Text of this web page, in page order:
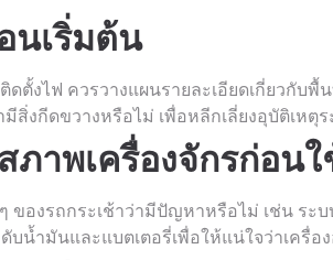
นเริ่มต้น
ดตั้งไฟ ควรวางแผนรายละเอียดเกี่ยวกับ
สิ่งกีดขวางหรือไม่ เพื่อหลีกเลี่ยงอุบัติเหตุ
ภาพเครื่องจักรก่อน
ของรถกระเช้าว่ามีปัญหาหรือไม่ เช่น ระบ
บน้ำมันและแบตเตอรี่เพื่อให้แน่ใจว่าเครื่